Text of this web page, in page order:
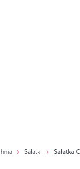
Sałatki Sałatka